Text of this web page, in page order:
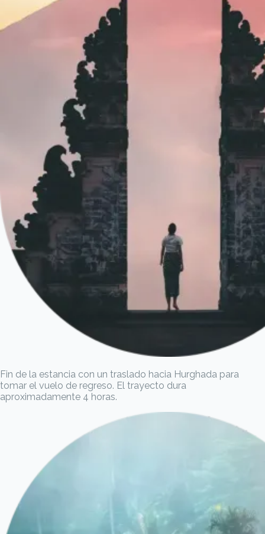
Fin de la estancia con un traslado hacia Hurghada para
tomar el vuelo de regreso. El trayecto dura
aproximadamente 4 horas.